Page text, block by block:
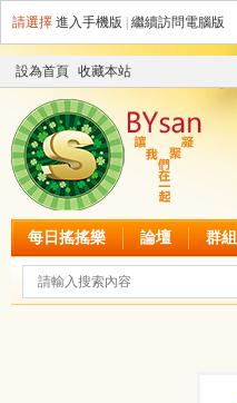
請選擇 進入手機版 繼續訪問電腦版
設為首頁 收藏本站
每日搖搖樂 論壇 群組